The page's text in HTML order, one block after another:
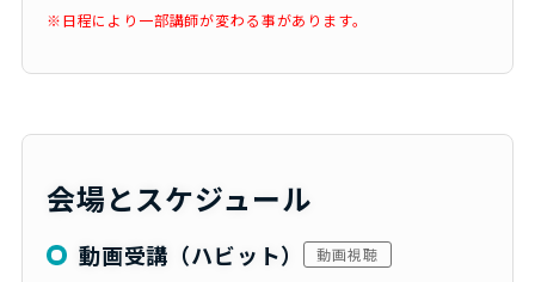
※日程により一部講師が変わる事があります。
会場とスケジュール
動画受講（ハビット） 動画視聴